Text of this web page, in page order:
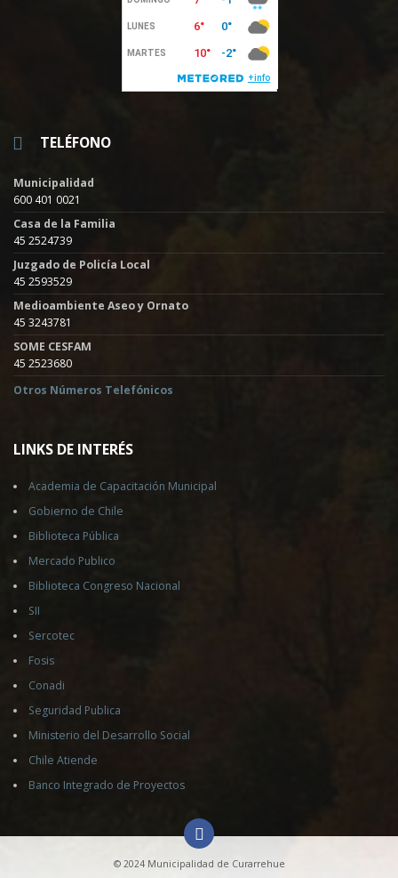
TELÉFONO
Municipalidad
600 401 0021
Casa de la Familia
45 2524739
Juzgado de Policía Local
45 2593529
Medioambiente Aseo y Ornato
45 3243781
SOME CESFAM
45 2523680
Otros Números Telefónicos
LINKS DE INTERÉS
Academia de Capacitación Municipal
Gobierno de Chile
Biblioteca Pública
Mercado Publico
Biblioteca Congreso Nacional
SII
Sercotec
Fosis
Conadi
Seguridad Publica
Ministerio del Desarrollo Social
Chile Atiende
Banco Integrado de Proyectos
© 2024 Municipalidad de Curarrehue